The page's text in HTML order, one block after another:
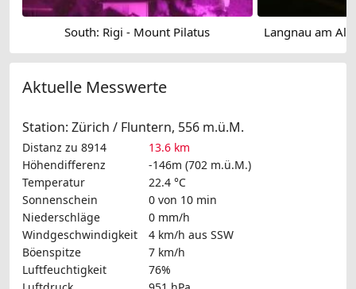
South: Rigi - Mount Pilatus
Aktuelle Messwerte
Station: Zürich / Fluntern, 556 m.ü.M.
Distanz zu 8914
13.6 km
Höhendifferenz
-146m (702 m.ü.M.)
Temperatur
22.4 °C
Sonnenschein
0 von 10 min
Niederschläge
0 mm/h
Windgeschwindigkeit
4 km/h aus SSW
Böenspitze
7 km/h
Luftfeuchtigkeit
76%